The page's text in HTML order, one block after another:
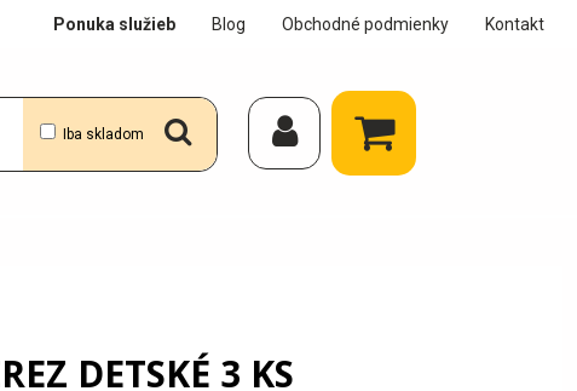
Iba skladom
Ponuka služieb Blog Obchodné podmienky Kontakt
DETSKÉ 3 KS